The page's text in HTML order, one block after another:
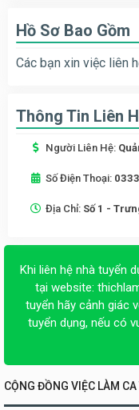
Hồ Sơ Bao Gồm
Các bạn xin việc liên
Thông Tin Liên
Người Liên Hệ:
Số Điện Thoại:
Địa Chỉ: Số 1 -
Khi liên hệ nhà tuyển
tại website:
tuyển hãy cảnh giác
tuyển dụng, nếu có
CỘNG ĐỒNG VIỆC LÀM CA